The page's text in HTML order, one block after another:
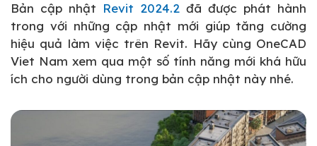
Bản cập nhật Revit 2024.2 đã được phát hành
trong với những cập nhật mới giúp tăng cường
hiệu quả làm việc trên Revit. Hãy cùng OneCAD
Viet Nam xem qua một số tính năng mới khá hữu
ích cho người dùng trong bản cập nhật này nhé.